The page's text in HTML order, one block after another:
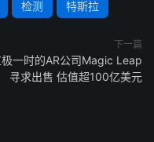
检测 特斯拉
下一篇
一时的AR公司Magic Leap
寻求出售 估值超100亿美元